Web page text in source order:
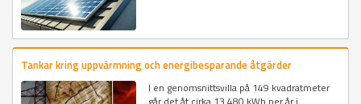
Tankar kring uppvärmning och energibesparande åtgärder
I en genomsnittsvilla på 149 kvadratmeter